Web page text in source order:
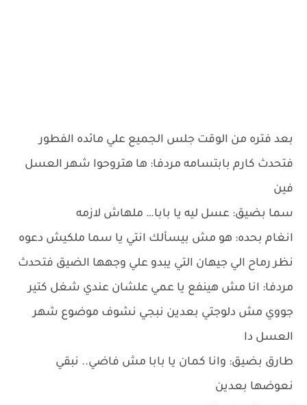
بعد فتره من الوقت جلس الجميع علي مائده الفطور
فتحدث كارم بابتسامه مردفا: ها هتروحوا شهر العسل
فين
سما بضيق: عسل ليه يا بابا… ملهاش لازمه
انغام بحده: هو مش بيسألك انتي يا سما ملكيش دعوه
نظر رماح الي جيهان التي يبدو علي وجهها الضيق فتحدث
مردفا: انا مش هينفع يا عمي علشان عندي شغل كتير
جووي مش دلوجتي بعدين نبجي نشوف موضوع شهر
العسل دا
طارق بضيق: وانا كمان يا بابا مش فاضي.. نبقي
نعوضها بعدين